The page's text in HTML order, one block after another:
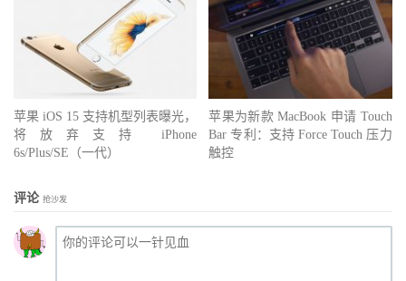
苹果 iOS 15 支持机型列表曝光，
将放弃支持 iPhone
6s/Plus/SE（一代）
苹果为新款 MacBook 申请 Touch
Bar 专利：支持 Force Touch 压力
触控
评论 抢沙发